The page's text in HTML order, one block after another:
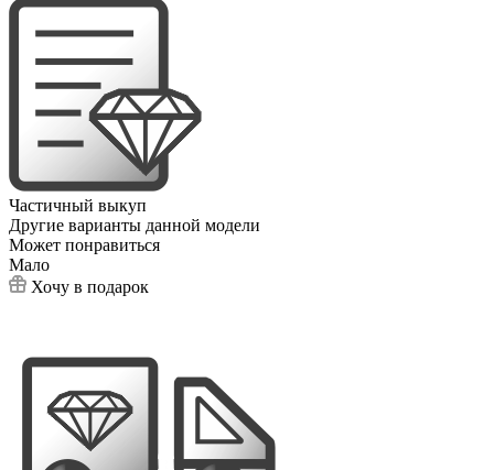
Частичный выкуп
Другие варианты данной модели
Может понравиться
Мало
Хочу в подарок